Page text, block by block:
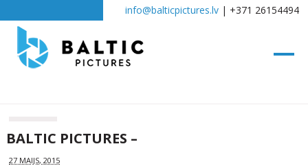
info@balticpictures.lv| +371 26154494
BALTIC PICTURES –
27 MAIJS, 2015